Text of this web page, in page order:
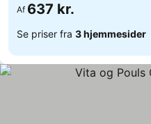
Af 637 kr.
Se priser fra 3 hjemmesider